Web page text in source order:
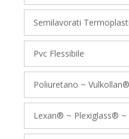
Semilavorati
Pvc Flessibile
Poliuretano ~
Lexan® ~ Plexiglass®